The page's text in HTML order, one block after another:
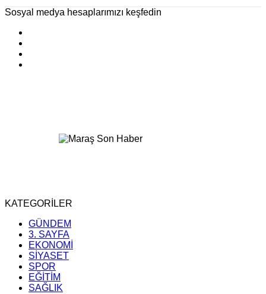
Sosyal medya hesaplarımızı keşfedin
KATEGORİLER
GÜNDEM
3. SAYFA
EKONOMİ
SİYASET
SPOR
EĞİTİM
SAĞLIK